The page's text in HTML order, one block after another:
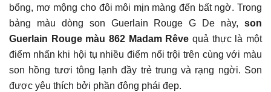
bổng, mơ mộng cho đôi môi mịn màng đến bất ngờ. Trong
bảng màu dòng son Guerlain Rouge G De này, son
Guerlain Rouge màu 862 Madam Rêve quả thực là một
điểm nhấn khi hội tụ nhiều điểm nổi trội trên cùng với màu
son hồng tươi tông lạnh đầy trẻ trung và rạng ngời. Son
được yêu thích bởi phần đông phái đẹp.